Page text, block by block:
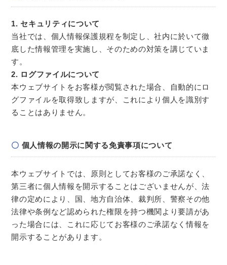
1. セキュリティについて
当社では、個人情報保護規程を制定し、社内に於いて徹
底した情報管理を実施し、そのための対策を講じていま
す。
2. ログファイルについて
本ウェブサイトをお客様が閲覧された場合、自動的にロ
グファイルを取得致しますが、これにより個人を識別す
ることはありません。
個人情報の開示に関する免責事項について
本ウェブサイトでは、原則としてお客様のご承諾なく、
第三者に個人情報を開示することはございませんが、法
律の定めにより、国、地方自治体、裁判所、警察その他
法律や条例など認められた権限を持つ機関より要請があ
った場合には、これに応じてお客様のご承諾なく情報を
開示することがあります。